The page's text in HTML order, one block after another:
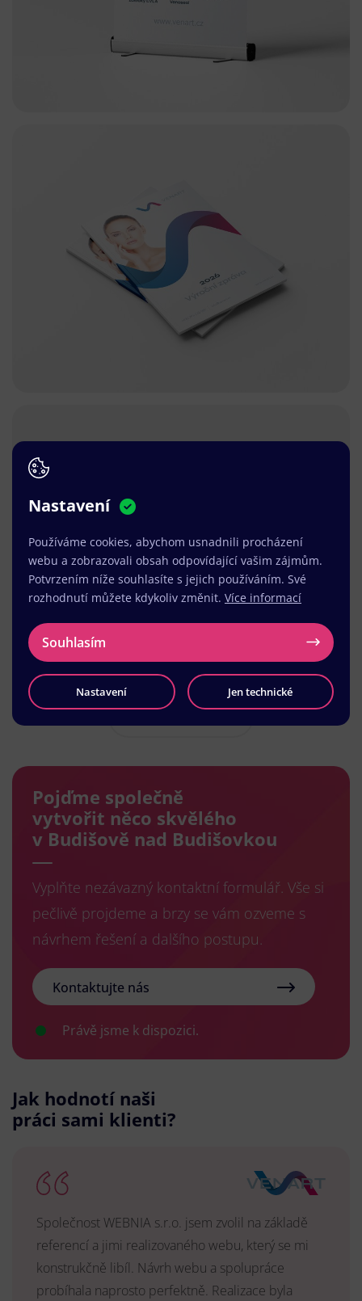
Pojďme společně
vytvořit něco skvělého
v Budišově nad Budišovkou
Vyplňte nezávazný kontaktní formulář. Vše si
pečlivě projdeme a brzy se vám ozveme s
návrhem řešení a dalšího postupu.
Kontaktujte nás
Právě jsme k dispozici.
Jak hodnotí naši
práci sami klienti?
Společnost WEBNIA s.r.o. jsem zvolil na základě
referencí a jimi realizovaného webu, který se mi
konstrukčně libíl. Návrh webu a spolupráce
probíhala naprosto perfektně. Realizace byla
Nastavení
Používáme cookies, abychom usnadnili procházení
webu a zobrazovali obsah odpovídající vašim zájmům.
Potvrzením níže souhlasíte s jejich používáním. Své
rozhodnutí můžete kdykoliv změnit. Více informací
Souhlasím
Nastavení Jen technické